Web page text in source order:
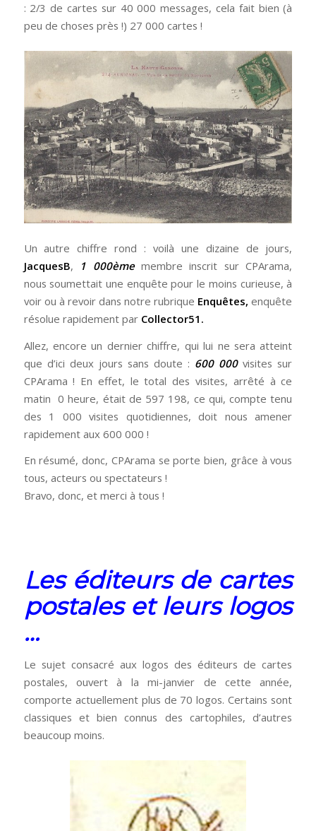
: 2/3 de cartes sur 40 000 messages, cela fait bien (à
peu de choses près !) 27 000 cartes !
Un autre chiffre rond : voilà une dizaine de jours,
JacquesB, 1 000èmemembre inscrit sur CPArama,
nous soumettait une enquête pour le moins curieuse, à
voir ou à revoir dans notre rubrique Enquêtes,enquête
résolue rapidement parCollector51.
Allez, encore un dernier chiffre, qui lui ne sera atteint
que d’ici deux jours sans doute : 600 000visites sur
CPArama ! En effet, le total des visites, arrêté à ce
matin 0 heure, était de 597 198, ce qui, compte tenu
des 1 000 visites quotidiennes, doit nous amener
rapidement aux 600 000 !
En résumé, donc, CPArama se porte bien, grâce à vous
tous, acteurs ou spectateurs !
Bravo, donc, et merci à tous !
Les éditeurs de cartes
postales et leurs logos
…
Le sujet consacré aux logos des éditeurs de cartes
postales, ouvert à la mi-janvier de cette année,
comporte actuellement plus de 70 logos. Certains sont
classiques et bien connus des cartophiles, d’autres
beaucoup moins.